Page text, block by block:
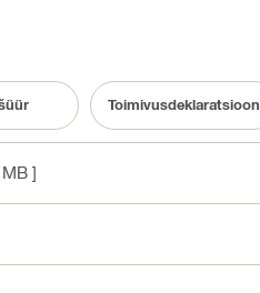
Toimivusdeklaratsioon
]